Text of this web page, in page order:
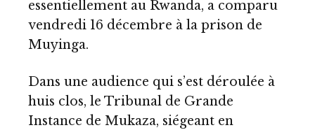
essentiellement au Rwanda, a comparu
vendredi 16 décembre à la prison de
Muyinga.
Dans une audience qui s’est déroulée à
huis clos, le Tribunal de Grande
Instance de Mukaza, siégeant en